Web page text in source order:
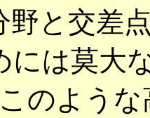
野と交差
には莫大
このよう